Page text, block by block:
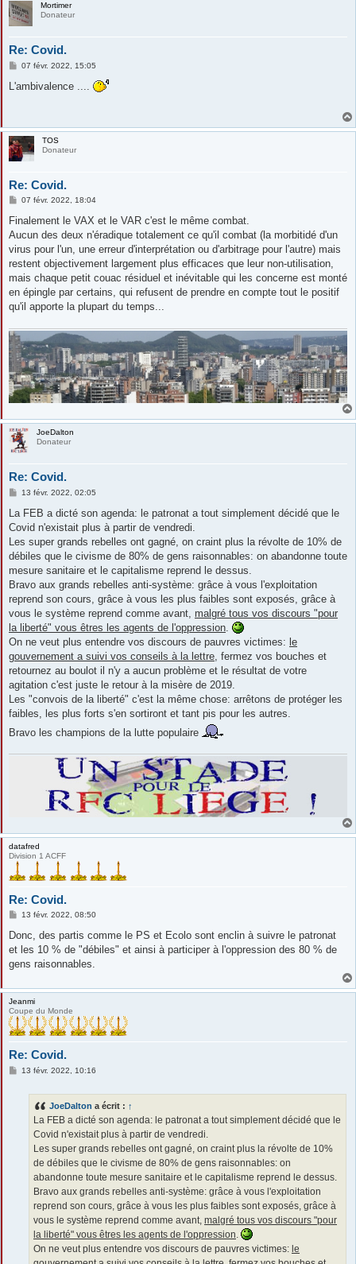
Mortimer
Donateur
Re: Covid.
M
s
07 févr. 2022, 15:05
L'ambivalence ....
TOS
Donateur
Re: Covid.
M
s
a
g
07 févr. 2022, 18:04
Finalement le VAX et le VAR c'est le même combat.
Aucun des deux n'éradique totalement ce qu'il combat (la morbitidé d'un
virus pour l'un, une erreur d'interprétation ou d'arbitrage pour l'autre) mais
restent objectivement largement plus efficaces que leur non-utilisation,
mais chaque petit couac résiduel et inévitable qui les concerne est monté
en épingle par certains, qui refusent de prendre en compte tout le positif
qu'il apporte la plupart du temps...
JoeDalton
Donateur
Re: Covid.
M
s
a
g
13 févr. 2022, 02:05
La FEB a dicté son agenda: le patronat a tout simplement décidé que le
Covid n'existait plus à partir de vendredi.
Les super grands rebelles ont gagné, on craint plus la révolte de 10% de
débiles que le civisme de 80% de gens raisonnables: on abandonne toute
mesure sanitaire et le capitalisme reprend le dessus.
Bravo aux grands rebelles anti-système: grâce à vous l'exploitation
reprend son cours, grâce à vous les plus faibles sont exposés, grâce à
vous le système reprend comme avant, malgré tous vos discours "pour
la liberté" vous êtres les agents de l'oppression
On ne veut plus entendre vos discours de pauvres victimes: le
gouvernement a suivi vos conseils à la lettre , fermez vos bouches et
retournez au boulot il n'y a aucun problème et le résultat de votre
agitation c'est juste le retour à la misère de 2019.
Les "convois de la liberté" c'est la même chose: arrêtons de protéger les
faibles, les plus forts s'en sortiront et tant pis pour les autres.
Bravo les champions de la lutte populaire
datafred
Division 1 ACFF
Re: Covid.
M
s
a
g
13 févr. 2022, 08:50
Donc, des partis comme le PS et Ecolo sont enclin à suivre le patronat
et les 10 % de "débiles" et ainsi à participer à l'oppression des 80 % de
gens raisonnables.
Jeanmi
Coupe du Monde
Re: Covid.
M13 févr. 2022, 10:16
JoeDalton a écrit : ↑
La FEB a dicté son agenda: le patronat a tout simplement décidé que le
Covid n'existait plus à partir de vendredi.
Les super grands rebelles ont gagné, on craint plus la révolte de 10%
de débiles que le civisme de 80% de gens raisonnables: on
abandonne toute mesure sanitaire et le capitalisme reprend le dessus.
Bravo aux grands rebelles anti-système: grâce à vous l'exploitation
reprend son cours, grâce à vous les plus faibles sont exposés, grâce à
vous le système reprend comme avant, malgré tous vos discours "pour
la liberté" vous êtres les agents de l'oppression.
On ne veut plus entendre vos discours de pauvres victimes: le